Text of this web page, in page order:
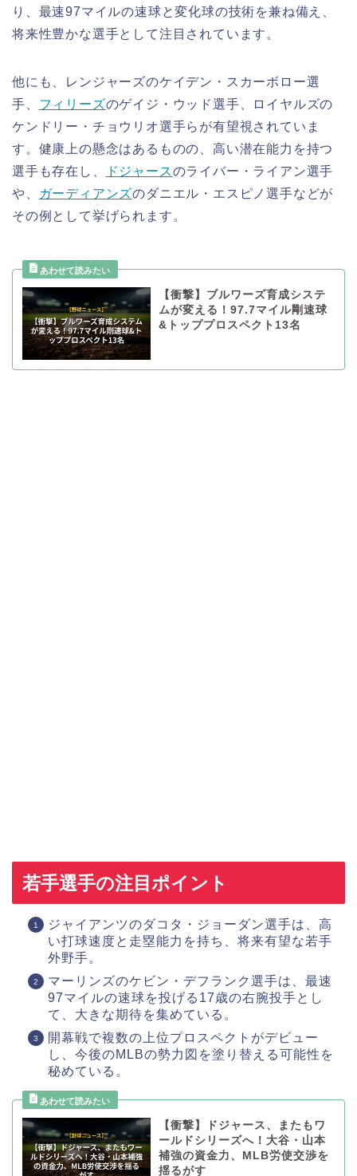
り、最速97マイルの速球と変化球の技術を兼ね備え、
将来性豊かな選手として注目されています。
他にも、レンジャーズのケイデン・スカーボロー選
手、 フィリーズのゲイジ・ウッド選手、ロイヤルズの
ケンドリー・チョウリオ選手らが有望視されていま
す。健康上の懸念はあるものの、高い潜在能力を持つ
選手も存在し、
ドジャースのライバー・ライアン選手
や、
ガーディアンズのダニエル・エスピノ選手などが
その例として挙げられます。
【衝撃】ブルワーズ育成システ
ムが変える！97.7マイル剛速球
&トッププロスペクト13名
若手選手の注目ポイント
ジャイアンツのダコタ・ジョーダン選手は、高
い打球速度と走塁能力を持ち、将来有望な若手
外野手。
マーリンズのケビン・デフランク選手は、最速
97マイルの速球を投げる17歳の右腕投手とし
て、大きな期待を集めている。
開幕戦で複数の上位プロスペクトがデビュー
し、今後のMLBの勢力図を塗り替える可能性を
秘めている。
【衝撃】ドジャース、またもワ
ールドシリーズへ！大谷・山本
補強の資金力、MLB労使交渉を
揺るがす